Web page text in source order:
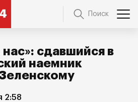
Поиск
сдавшийся в
наемник
2:58